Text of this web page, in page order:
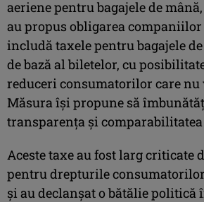
aeriene pentru bagajele de
au propus obligarea companiilor
includă taxele pentru bagajele
de bază al biletelor, cu
reduceri consumatorilor care nu
Măsura îşi propune să
transparenţa şi
Aceste taxe au fost larg criticate
pentru drepturile
şi au declanşat o bătălie politică